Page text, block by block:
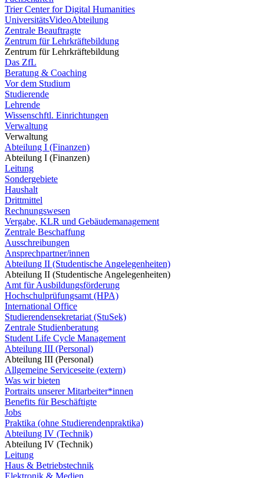
Trier Center for Digital Humanities
UniversitätsVideoAbteilung
Zentrale Beauftragte
Zentrum für Lehrkräftebildung
Zentrum für Lehrkräftebildung
Das ZfL
Beratung & Coaching
Vor dem Studium
Studierende
Lehrende
Wissenschftl. Einrichtungen
Verwaltung
Verwaltung
Abteilung I (Finanzen)
Abteilung I (Finanzen)
Leitung
Sondergebiete
Haushalt
Drittmittel
Rechnungswesen
Vergabe, KLR und Gebäudemanagement
Zentrale Beschaffung
Ausschreibungen
Ansprechpartner/innen
Abteilung II (Studentische Angelegenheiten)
Abteilung II (Studentische Angelegenheiten)
Amt für Ausbildungsförderung
Hochschulprüfungsamt (HPA)
International Office
Studierendensekretariat (StuSek)
Zentrale Studienberatung
Student Life Cycle Management
Abteilung III (Personal)
Abteilung III (Personal)
Allgemeine Serviceseite (extern)
Was wir bieten
Portraits unserer Mitarbeiter*innen
Benefits für Beschäftigte
Jobs
Praktika (ohne Studierendenpraktika)
Abteilung IV (Technik)
Abteilung IV (Technik)
Leitung
Haus & Betriebstechnik
Elektronik & Medien